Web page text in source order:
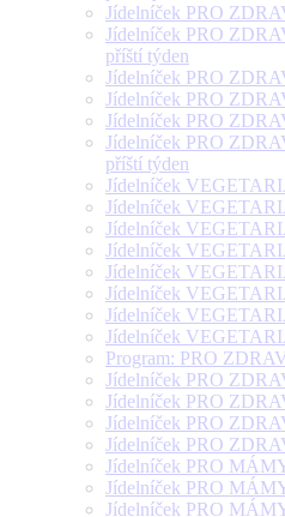
Jídelníček PRO
Jídelníček PRO
příští týden
Jídelníček PRO
Jídelníček PRO
Jídelníček PRO
Jídelníček PRO
příští týden
Jídelníček
Jídelníček
Jídelníček
Jídelníček
Jídelníček
Jídelníček
Jídelníček
Jídelníček
Program: PRO
Jídelníček PRO
Jídelníček PRO
Jídelníček PRO
Jídelníček PRO
Jídelníček PRO
Jídelníček PRO
Jídelníček PRO